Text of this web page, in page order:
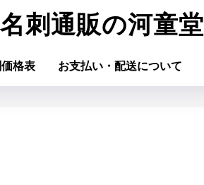
名刺通販の河童堂
格表 お支払い・配送について